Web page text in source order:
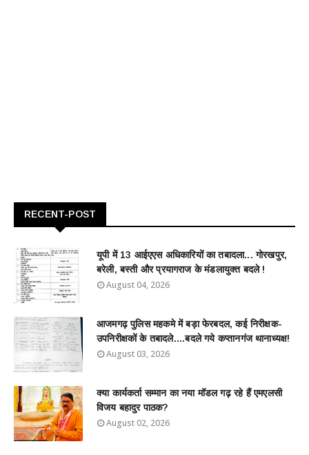
RECENT-POST
यूपी में 13 आईएएस अधिकारियों का तबादला... गोरखपुर,
बरेली, बस्ती और प्रयागराज के मंडलायुक्त बदले !
August 04, 2026
आजमगढ़ पुलिस महकमे में बड़ा फेरबदल, कई निरीक्षक-
उपनिरीक्षकों के तबादले....बदले गये कप्तानगंज थानाध्यक्ष!
August 03, 2026
क्या कार्यकर्ता सम्मान का नया मॉडल गढ़ रहे हैं एमएलसी
विजय बहादुर पाठक?
August 02, 2026